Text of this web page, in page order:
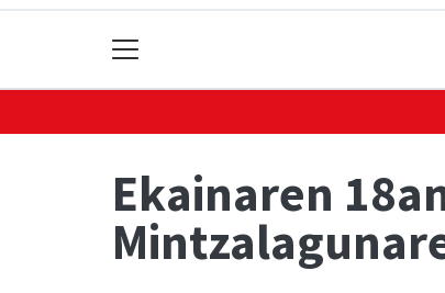
Ekainaren